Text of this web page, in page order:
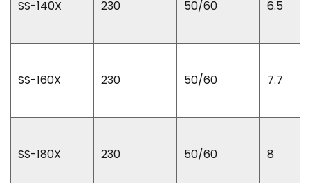
SS-140X 230 50/60 6.5
SS-160X 230 50/60 7.7
SS-180X 230 50/60 8